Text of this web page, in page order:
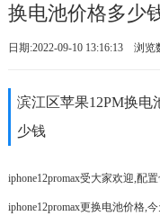
换电池价格多少
日期:2022-09-10 13:16:13 浏览
滨江区苹果12PM换电
少钱
iphone12promax受大家欢迎,配
iphone12promax更换电池价格,